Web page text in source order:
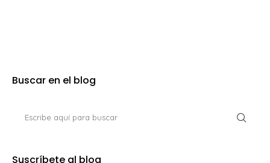
Buscar en el blog
Suscríbete al blog